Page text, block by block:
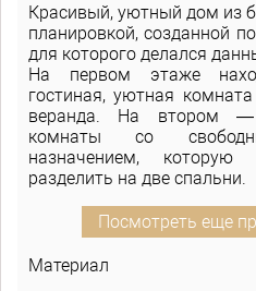
Красивый, уютный дом из
планировкой, созданной
для которого делался
На первом этаже
гостиная, уютная
веранда. На втором —
комнаты со
назначением,
разделить на две спальни.
Посмотреть еще
Материал